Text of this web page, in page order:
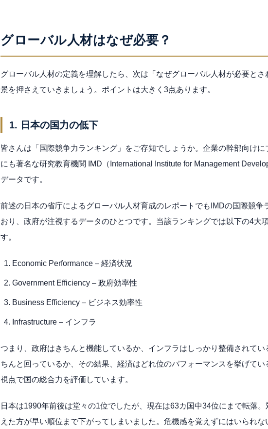
グローバル人材はなぜ必要？
グローバル人材の定義を理解したら、次は「なぜグローバル人材が必要と
景を押さえていきましょう。ポイントは大きく3点あります。
1. 日本の国力の低下
皆さんは「国際競争力ランキング」をご存知でしょうか。企業の幹部向け
にも著名な研究教育機関 IMD（International Institute for Management
データです。
前述の日本の省庁によるグローバル人材育成のレポートでもIMDの国際競争
おり、政府が注視するデータのひとつです。当該ランキングでは以下の4大
す。
Economic Performance – 経済状況
Government Efficiency – 政府効率性
Business Efficiency – ビジネス効率性
Infrastructure – インフラ
つまり、政府はきちんと機能しているか、インフラはしっかり整備されてい
ちんと回っているか、その結果、経済はどれ位のパフォーマンスを挙げて
視点で国の総合力を評価しています。
日本は1990年前後は堂々の1位でしたが、現在は63カ国中34位にまで転落
えた方が早い順位まで下がってしまいました。危機感を覚えずにはいられな